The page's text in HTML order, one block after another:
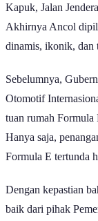
Kapuk, Jalan
Akhirnya Ancol
dinamis, ikonik, dan
Sebelumnya,
Otomotif
tuan rumah Formula
Hanya saja,
Formula E tertunda
Dengan kepastian
baik dari pihak